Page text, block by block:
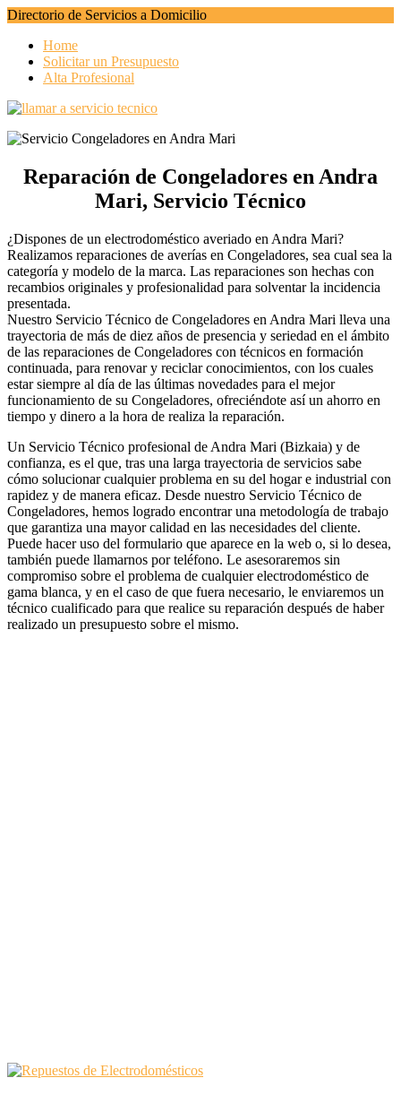
Directorio de Servicios a Domicilio
Home
Solicitar un Presupuesto
Alta Profesional
Reparación de Congeladores en Andra
Mari, Servicio Técnico
¿Dispones de un electrodoméstico averiado en Andra Mari?
Realizamos reparaciones de averías en Congeladores, sea cual sea la
categoría y modelo de la marca. Las reparaciones son hechas con
recambios originales y profesionalidad para solventar la incidencia
presentada.
Nuestro Servicio Técnico de Congeladores en Andra Mari lleva una
trayectoria de más de diez años de presencia y seriedad en el ámbito
de las reparaciones de Congeladores con técnicos en formación
continuada, para renovar y reciclar conocimientos, con los cuales
estar siempre al día de las últimas novedades para el mejor
funcionamiento de su Congeladores, ofreciéndote así un ahorro en
tiempo y dinero a la hora de realiza la reparación.
Un Servicio Técnico profesional de Andra Mari (Bizkaia) y de
confianza, es el que, tras una larga trayectoria de servicios sabe
cómo solucionar cualquier problema en su del hogar e industrial con
rapidez y de manera eficaz. Desde nuestro Servicio Técnico de
Congeladores, hemos logrado encontrar una metodología de trabajo
que garantiza una mayor calidad en las necesidades del cliente.
Puede hacer uso del formulario que aparece en la web o, si lo desea,
también puede llamarnos por teléfono. Le asesoraremos sin
compromiso sobre el problema de cualquier electrodoméstico de
gama blanca, y en el caso de que fuera necesario, le enviaremos un
técnico cualificado para que realice su reparación después de haber
realizado un presupuesto sobre el mismo.